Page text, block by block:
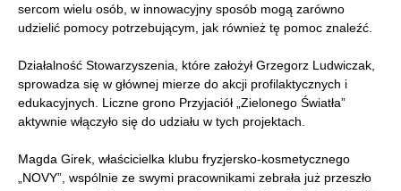
sercom wielu osób, w innowacyjny sposób mogą zarówno
udzielić pomocy potrzebującym, jak również tę pomoc znaleźć.
Działalność Stowarzyszenia, które założył Grzegorz Ludwiczak,
sprowadza się w głównej mierze do akcji profilaktycznych i
edukacyjnych. Liczne grono Przyjaciół „Zielonego Światła”
aktywnie włączyło się do udziału w tych projektach.
Magda Girek, właścicielka klubu fryzjersko-kosmetycznego
„NOVY”, wspólnie ze swymi pracownikami zebrała już przeszło